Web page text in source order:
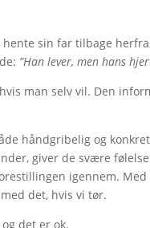
sin far tilbage
”Han lever, men hans
man selv vil. Den
håndgribelig og
giver de svære
igennem.
det, hvis vi tør.
det er ok.